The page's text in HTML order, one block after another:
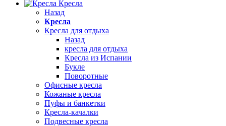
Кресла
Назад
Кресла
Кресла для отдыха
Назад
кресла для отдыха
Кресла из Испании
Букле
Поворотные
Офисные кресла
Кожаные кресла
Пуфы и банкетки
Кресла-качалки
Подвесные кресла